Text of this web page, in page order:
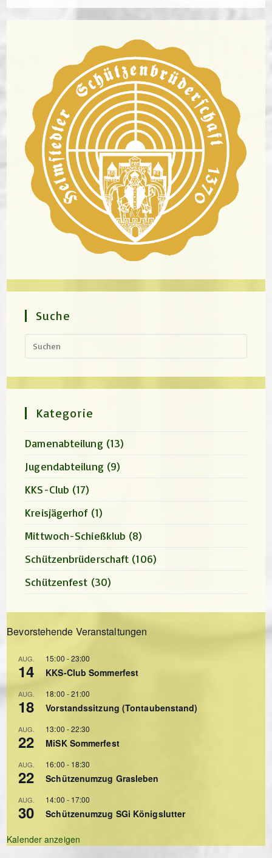
Suche
Kategorie
Damenabteilung (13)
Jugendabteilung (9)
KKS-Club (17)
Kreisjägerhof (1)
Mittwoch-Schießklub (8)
Schützenbrüderschaft (106)
Schützenfest (30)
Bevorstehende Veranstaltungen
AUG.
14
15:00 -23:00
KKS-Club Sommerfest
AUG.
18
18:00 -21:00
Vorstandssitzung (Tontaubenstand)
AUG.
22
13:00 -22:30
MiSK Sommerfest
AUG.
22
16:00 - 18:30
Schützenumzug Grasleben
AUG.
30
14:00 - 17:00
Schützenumzug SGi Königslutter
Kalender anzeigen